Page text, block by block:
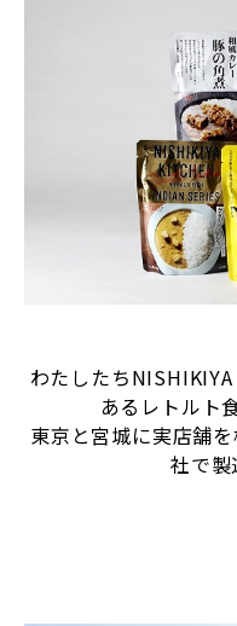
わたしたち
あるレトルト
東京と宮城に実店舗
社で製